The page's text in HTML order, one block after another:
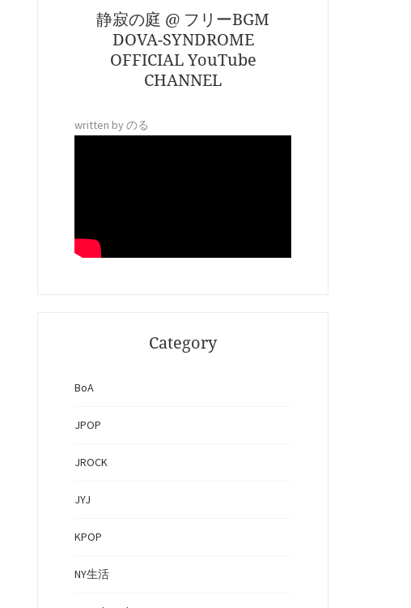
静寂の庭 @ フリーBGM
DOVA-SYNDROME
OFFICIAL YouTube
CHANNEL
written by のる
Category
BoA
JPOP
JROCK
JYJ
KPOP
NY生活